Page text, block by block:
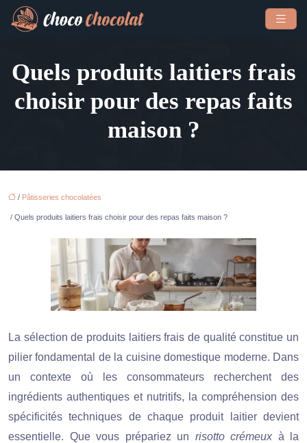
Quels produits laitiers frais
choisir pour des repas faits
maison ?
/ Pâtisseries chocolatées
/ Quels produits laitiers frais choisir pour des repas faits maison ?
La sélection de produits laitiers frais de qualité constitue un
pilier fondamental de la cuisine domestique moderne. Dans
un contexte où les consommateurs recherchent des
ingrédients authentiques et nutritifs, la compréhension des
spécificités techniques de chaque produit laitier devient
essentielle. Que vous prépariez un risotto crémeux à la